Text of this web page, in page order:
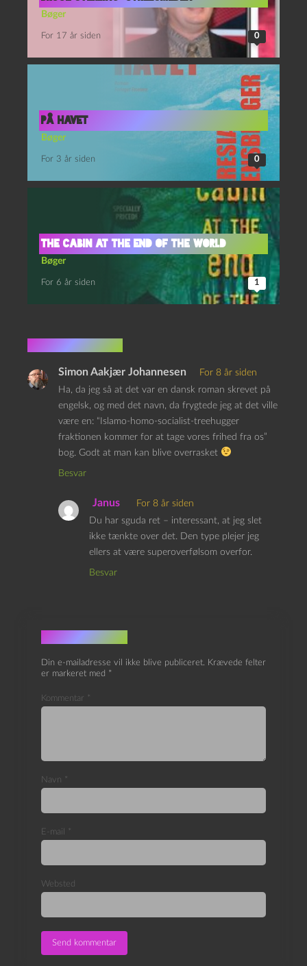
Bøger
For 17 år siden 0
På havet
Bøger
For 3 år siden 0
The Cabin at the End of the World
Bøger
For 6 år siden 1
2 kommentarer
Simon Aakjær Johannesen
For 8 år siden
Ha, da jeg så at det var en dansk roman skrevet på
engelsk, og med det navn, da frygtede jeg at det ville
være en: “Islamo-homo-socialist-treehugger
fraktionen kommer for at tage vores frihed fra os”
bog. Godt at man kan blive overrasket
Besvar
Janus
For 8 år siden
Du har sguda ret – interessant, at jeg slet
ikke tænkte over det. Den type plejer jeg
ellers at være superoverfølsom overfor.
Besvar
Skriv et svar
Din e-mailadresse vil ikke blive publiceret. Krævede felter
er markeret med *
Kommentar *
Navn *
E-mail *
Websted